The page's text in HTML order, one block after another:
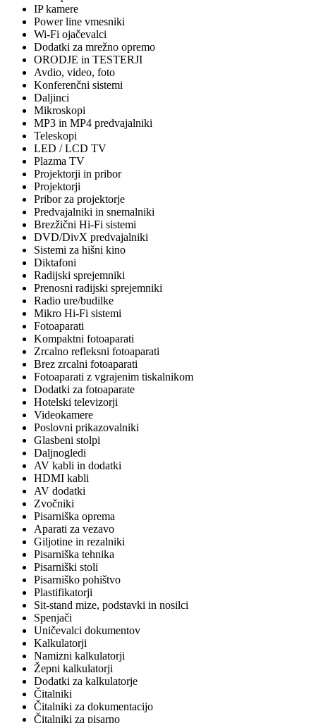
IP kamere
Power line vmesniki
Wi-Fi ojačevalci
Dodatki za mrežno opremo
ORODJE in TESTERJI
Avdio, video, foto
Konferenčni sistemi
Daljinci
Mikroskopi
MP3 in MP4 predvajalniki
Teleskopi
LED / LCD TV
Plazma TV
Projektorji in pribor
Projektorji
Pribor za projektorje
Predvajalniki in snemalniki
Brezžični Hi-Fi sistemi
DVD/DivX predvajalniki
Sistemi za hišni kino
Diktafoni
Radijski sprejemniki
Prenosni radijski sprejemniki
Radio ure/budilke
Mikro Hi-Fi sistemi
Fotoaparati
Kompaktni fotoaparati
Zrcalno refleksni fotoaparati
Brez zrcalni fotoaparati
Fotoaparati z vgrajenim tiskalnikom
Dodatki za fotoaparate
Hotelski televizorji
Videokamere
Poslovni prikazovalniki
Glasbeni stolpi
Daljnogledi
AV kabli in dodatki
HDMI kabli
AV dodatki
Zvočniki
Pisarniška oprema
Aparati za vezavo
Giljotine in rezalniki
Pisarniška tehnika
Pisarniški stoli
Pisarniško pohištvo
Plastifikatorji
Sit-stand mize, podstavki in nosilci
Spenjači
Uničevalci dokumentov
Kalkulatorji
Namizni kalkulatorji
Žepni kalkulatorji
Dodatki za kalkulatorje
Čitalniki
Čitalniki za dokumentacijo
Čitalniki za pisarno